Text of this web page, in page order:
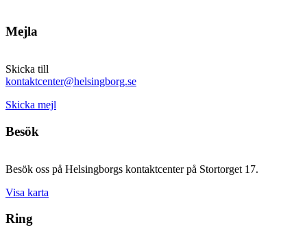
Mejla
Skicka till
kontaktcenter@helsingborg.se
Skicka mejl
Besök
Besök oss på Helsingborgs kontaktcenter på Stortorget 17.
Visa karta
Ring